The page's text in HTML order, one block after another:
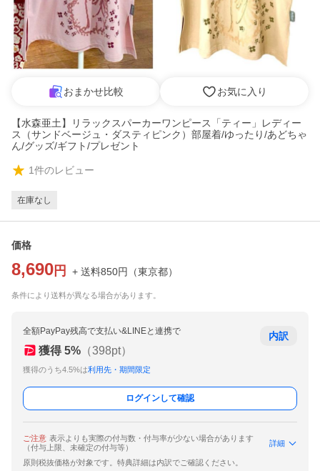
おまかせ比較 お気に入り
【水森亜土】リラックスパーカーワンピース「ティー」レディー
ス（サンドベージュ・ダスティピンク）部屋着/ゆったり/あどちゃ
ん/グッズ/ギフト/プレゼント
1件のレビュー
在庫なし
価格
8,690 円 + 送料850円 （東京都）
条件により送料が異なる場合があります。
全額PayPay残高で支払い&LINEと連携で
獲得 5% （398pt）
獲得のうち4.5%は利用先・期間限定
内訳
ログインして確認
ご注意 表示よりも実際の付与数・付与率が少ない場合があります
（付与上限、未確定の付与等）
詳細
原則税抜価格が対象です。特典詳細は内訳でご確認ください。